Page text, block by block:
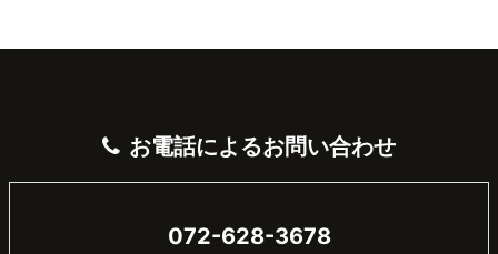
お電話によるお問い合わせ
072-628-3678